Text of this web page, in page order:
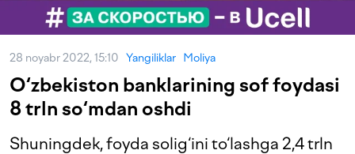
28 noyabr 2022, 15:10 Yangiliklar Moliya
O‘zbekiston banklarining sof foydasi
8 trln so‘mdan oshdi
Shuningdek, foyda solig‘ini to‘lashga 2,4 trln